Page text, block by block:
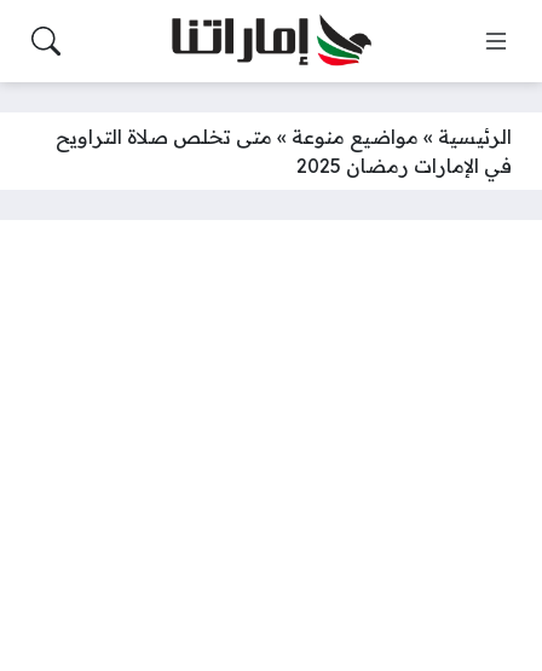
الرئيسية » مواضيع منوعة » متى تخلص صلاة التراويح
في الإمارات رمضان 2025